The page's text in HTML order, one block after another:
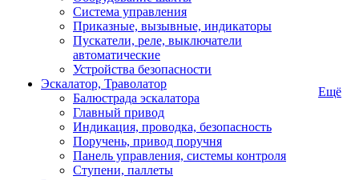
Система управления
Приказные, вызывные, индикаторы
Пускатели, реле, выключатели
автоматические
Устройства безопасности
Эскалатор, Траволатор
Балюстрада эскалатора
Главный привод
Индикация, проводка, безопасность
Поручень, привод поручня
Панель управления, системы контроля
Ступени, паллеты
Ещё